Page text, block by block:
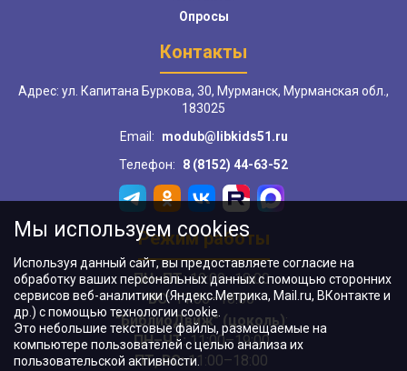
Опросы
Контакты
Адрес: ул. Капитана Буркова, 30, Мурманск, Мурманская обл.,
183025
Email:
modub@libkids51.ru
Телефон:
8 (8152) 44-63-52
Режим работы
ПН–ПТ:10:00–18:00
ВС:11:00–18:00
"БиблиоДвиж" (цоколь):
ПН–ЧТ:11:00–19:00
ПТ, ВС:11:00–18:00
Мы используем cookies
Используя данный сайт, вы предоставляете согласие на
обработку ваших персональных данных с помощью сторонних
сервисов веб-аналитики (Яндекс.Метрика, Mail.ru, ВКонтакте и
др.) с помощью технологии cookie.
Это небольшие текстовые файлы, размещаемые на
компьютере пользователей с целью анализа их
пользовательской активности.